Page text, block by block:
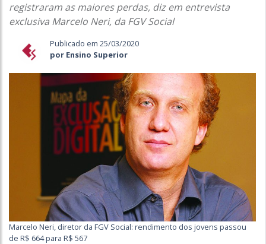
registraram as maiores perdas, diz em entrevista
exclusiva Marcelo Neri, da FGV Social
Publicado em 25/03/2020
por Ensino Superior
Marcelo Neri, diretor da FGV Social: rendimento dos jovens passou
de R$ 664 para R$ 567